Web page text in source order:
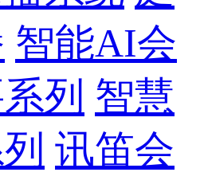
智能AI会
列 智慧
讯笛会